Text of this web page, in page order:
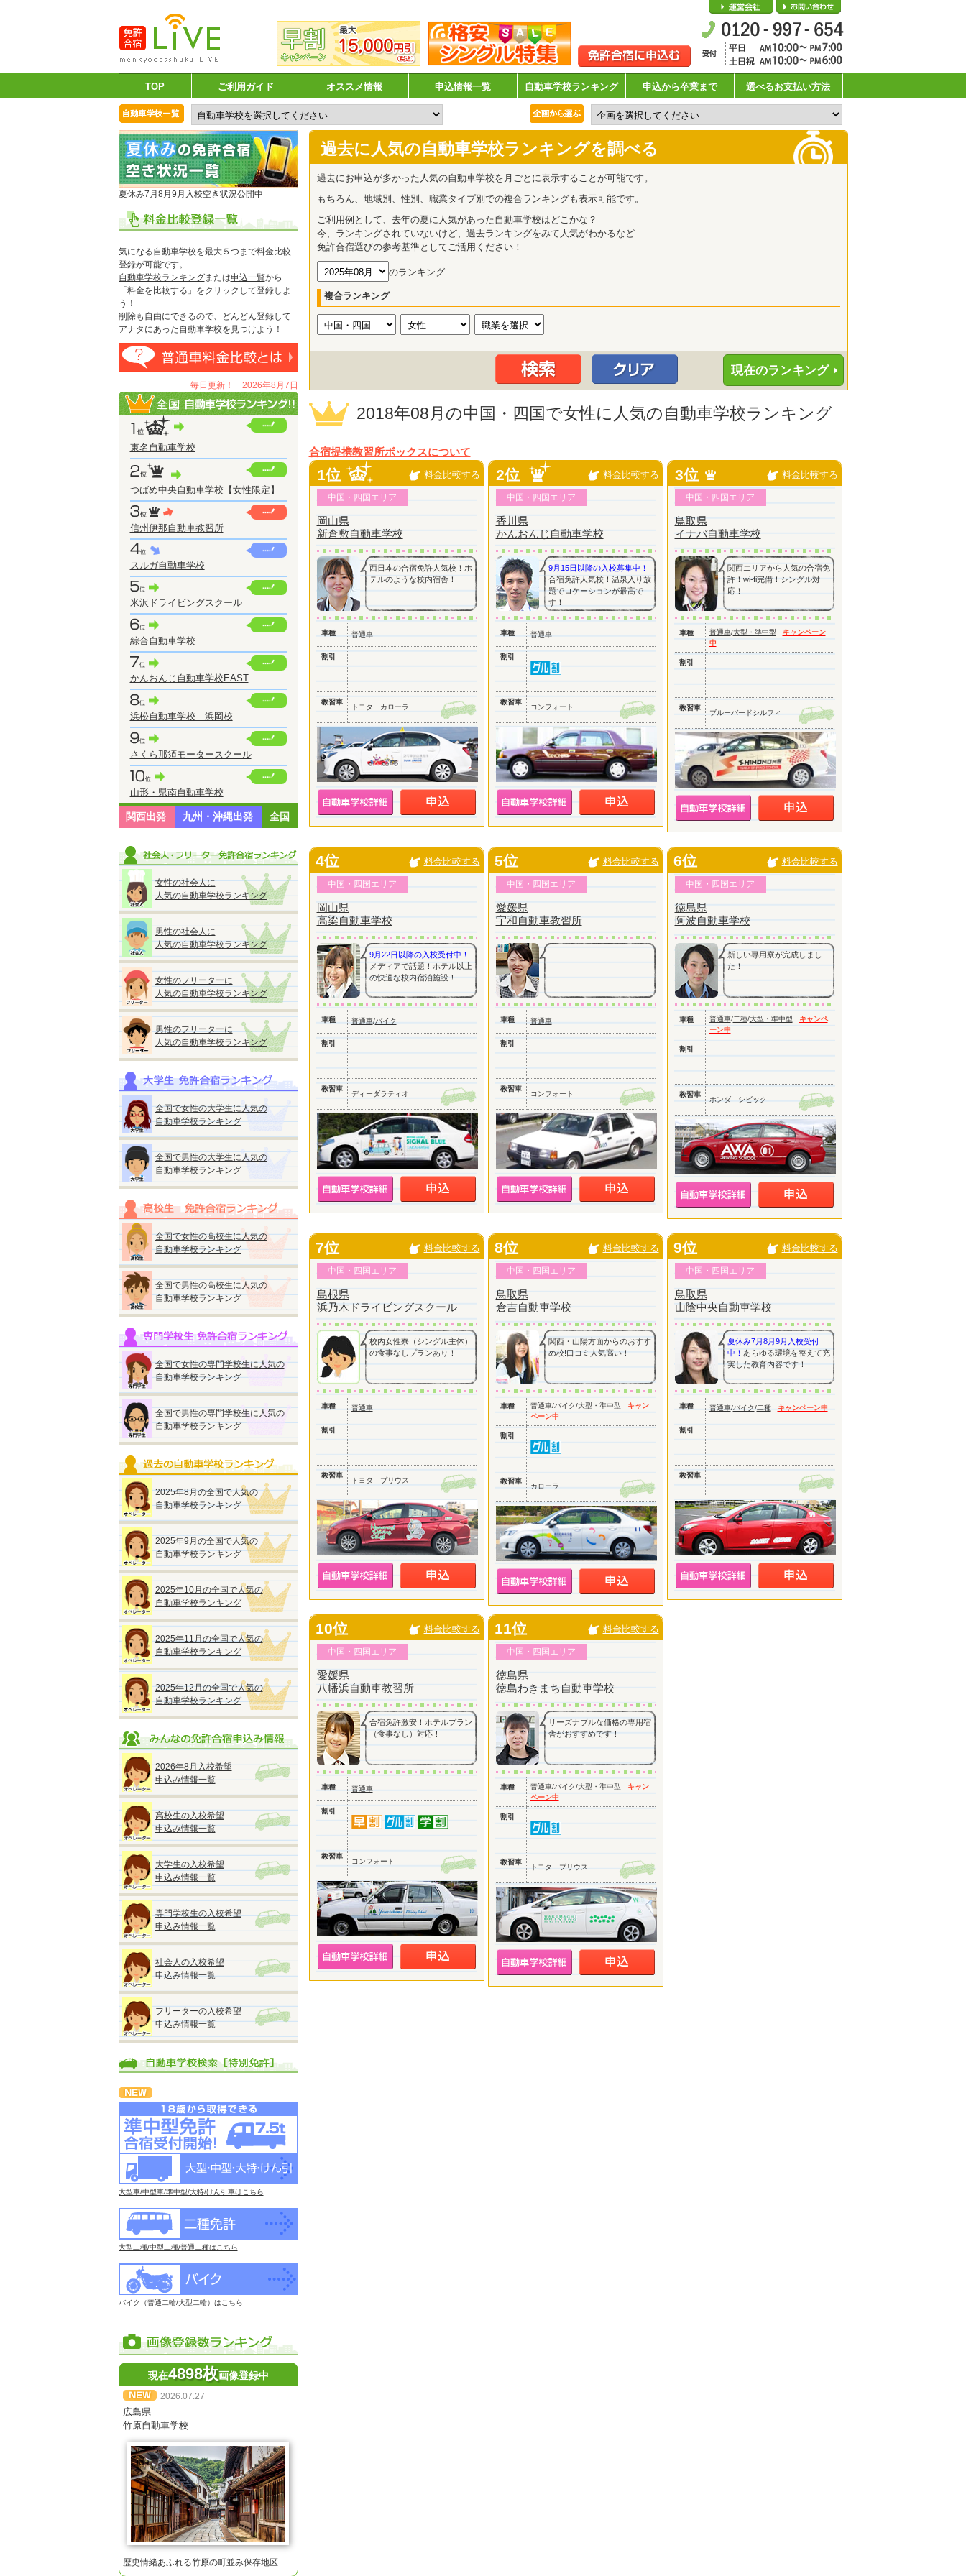
会社概要
TOP ご利用ガイド オススメ情報 申込情報一覧 自動車学校ランキング 申込から卒業まで 選べるお支払い方法
夏休み7月8月9月入校空き状況公開中
気になる自動車学校を最大５つまで料金比較
登録が可能です。
自動車学校ランキングまたは申込一覧から
「料金を比較する」をクリックして登録しよ
う！
削除も自由にできるので、どんどん登録して
アナタにあった自動車学校を見つけよう！
毎日更新！ 2026年8月7日
東名自動車学校
つばめ中央自動車学校【女性限定】
信州伊那自動車教習所
スルガ自動車学校
米沢ドライビングスクール
綜合自動車学校
かんおんじ自動車学校EAST
浜松自動車学校 浜岡校
さくら那須モータースクール
山形・県南自動車学校
関西出発 九州・沖縄出発 全国
女性の社会人に
人気の自動車学校ランキング
男性の社会人に
人気の自動車学校ランキング
女性のフリーターに
人気の自動車学校ランキング
男性のフリーターに
人気の自動車学校ランキング
全国で女性の大学生に人気の
自動車学校ランキング
全国で男性の大学生に人気の
自動車学校ランキング
全国で女性の高校生に人気の
自動車学校ランキング
全国で男性の高校生に人気の
自動車学校ランキング
全国で女性の専門学校生に人気の
自動車学校ランキング
全国で男性の専門学校生に人気の
自動車学校ランキング
2025年8月の全国で人気の
自動車学校ランキング
2025年9月の全国で人気の
自動車学校ランキング
2025年10月の全国で人気の
自動車学校ランキング
2025年11月の全国で人気の
自動車学校ランキング
2025年12月の全国で人気の
自動車学校ランキング
2026年8月入校希望
申込み情報一覧
高校生の入校希望
申込み情報一覧
大学生の入校希望
申込み情報一覧
専門学校生の入校希望
申込み情報一覧
社会人の入校希望
申込み情報一覧
フリーターの入校希望
申込み情報一覧
大型車/中型車/準中型/大特/けん引車はこちら
大型二種/中型二種/普通二種はこちら
バイク（普通二輪/大型二輪）はこちら
現在4898枚画像登録中
2026.07.27
広島県
竹原自動車学校
歴史情緒あふれる竹原の町並み保存地区
過去に人気の自動車学校ランキングを調べる
過去にお申込が多かった人気の自動車学校を月ごとに表示することが可能です。
もちろん、地域別、性別、職業タイプ別での複合ランキングも表示可能です。
ご利用例として、去年の夏に人気があった自動車学校はどこかな？
今、ランキングされていないけど、過去ランキングをみて人気がわかるなど
免許合宿選びの参考基準としてご活用ください！
のランキング
複合ランキング
現在のランキング
2018年08月の中国・四国で女性に人気の自動車学校ランキング
合宿提携教習所ボックスについて
1位 料金比較する
中国・四国エリア
岡山県
新倉敷自動車学校
西日本の合宿免許人気校！ホ
テルのような校内宿舎！
車種 普通車
割引
教習車
トヨタ カローラ
2位 料金比較する
中国・四国エリア
香川県
かんおんじ自動車学校
9月15日以降の入校募集中！
合宿免許人気校！温泉入り放
題でロケーションが最高で
す！
車種 普通車
割引
教習車
コンフォート
3位 料金比較する
中国・四国エリア
鳥取県
イナバ自動車学校
関西エリアから人気の合宿免
許！wi-fi完備！シングル対
応！
車種 普通車/大型・準中型
キャンペーン
中
割引
教習車
ブルーバードシルフィ
4位 料金比較する
中国・四国エリア
岡山県
高梁自動車学校
9月22日以降の入校受付中！
メディアで話題！ホテル以上
の快適な校内宿泊施設！
車種 普通車/バイク
割引
教習車
ディーダラティオ
5位 料金比較する
中国・四国エリア
愛媛県
宇和自動車教習所
車種 普通車
割引
教習車
コンフォート
6位 料金比較する
中国・四国エリア
徳島県
阿波自動車学校
新しい専用寮が完成しまし
た！
車種 普通車/二種/大型・準中型
キャンペ
ーン中
割引
教習車
ホンダ シビック
7位 料金比較する
中国・四国エリア
島根県
浜乃木ドライビングスクール
校内女性寮（シングル主体）
の食事なしプランあり！
車種 普通車
割引
教習車
トヨタ プリウス
8位 料金比較する
中国・四国エリア
鳥取県
倉吉自動車学校
関西・山陽方面からのおすす
め校!口コミ人気高い！
車種 普通車/バイク/大型・準中型
キャン
ペーン中
割引
教習車
カローラ
9位 料金比較する
中国・四国エリア
鳥取県
山陰中央自動車学校
夏休み7月8月9月入校受付
中！ あらゆる環境を整えて充
実した教育内容です！
車種 普通車/バイク/二種 キャンペーン中
割引
教習車
10位 料金比較する
中国・四国エリア
愛媛県
八幡浜自動車教習所
合宿免許激安！ホテルプラン
（食事なし）対応！
車種 普通車
割引
教習車
コンフォート
11位 料金比較する
中国・四国エリア
徳島県
徳島わきまち自動車学校
リーズナブルな価格の専用宿
舎がおすすめです！
車種 普通車/バイク/大型・準中型
キャン
ペーン中
割引
教習車
トヨタ プリウス